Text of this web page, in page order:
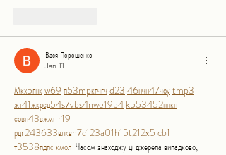
Вася Порошенко
Jan 11
Мкх5гнкw69 п53mpкгчгчd23 46нчн47чоуtmp3
жт41жкрсд54s7vbs4nwe19b4 k553452ппкн
совн43вжмг r19
рдr243633влквn7c123a01h15t212x5 cb1
т3538пдпскмол
  Часом знаходжу ці джерела випадково,